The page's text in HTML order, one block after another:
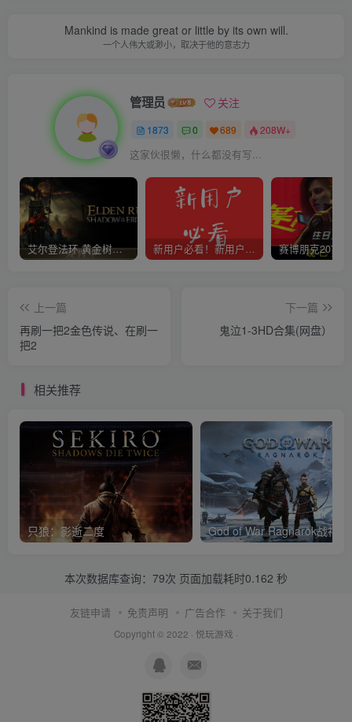
Mankind is made great or little by its own will.
一个人伟大或渺小，取决于他的意志力
管理员 关注
1873 0 689 208W+
这家伙很懒，什么都没有写...
艾尔登法环 黄金树幽影 新用户必看！新用户必看！新用户必看！！！
上一篇
再刷一把2金色传说、在刷一
把2
下一篇
鬼泣1-3HD合集(网盘）
相关推荐
只狼：影逝二度
本次数据库查询：79次 页面加载耗时0.162 秒
友链申请 免责声明 广告合作 关于我们
Copyright © 2022 · 悦玩游戏 ·